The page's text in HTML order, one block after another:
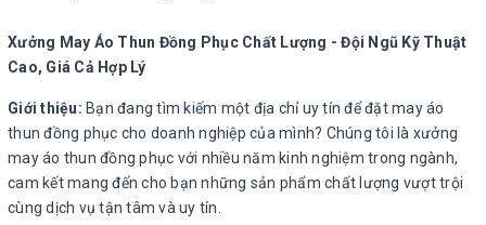
Xưởng May Áo Thun Đồng Phục Chất Lượng - Đội Ngũ Kỹ Thuật
Cao, Giá Cả Hợp Lý
Giới thiệu: Bạn đang tìm kiếm một địa chỉ uy tín để đặt may áo
thun đồng phục cho doanh nghiệp của mình? Chúng tôi là xưởng
may áo thun đồng phục với nhiều năm kinh nghiệm trong ngành,
cam kết mang đến cho bạn những sản phẩm chất lượng vượt trội
cùng dịch vụ tận tâm và uy tín.